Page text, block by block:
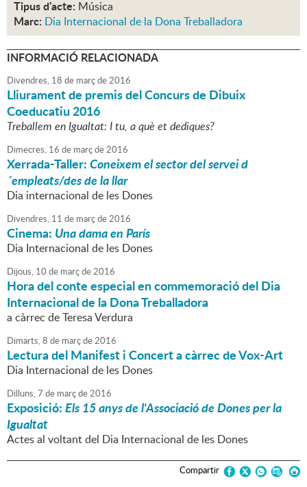
Tipus d'acte: Música
Marc: Dia Internacional de la Dona Treballadora
INFORMACIÓ RELACIONADA
Divendres, 18 de marçde2016
Lliurament de premis del Concurs de Dibuix
Coeducatiu 2016
Treballem en Igualtat: I tu, a què et dediques?
Dimecres, 16 de marçde2016
Xerrada-Taller:Coneixem el sector del servei d
´empleats/des de la llar
Dia internacional de les Dones
Divendres, 11 de marçde2016
Cinema: Una dama en París
Dia Internacional de les Dones
Dijous, 10 de marçde2016
Hora del conte especial en commemoració del Dia
Internacional de la Dona Treballadora
a càrrec de Teresa Verdura
Dimarts,8 de marçde2016
Lectura del Manifest i Concert a càrrec de Vox-Art
Dia Internacional de les Dones
Dilluns,7 de marçde2016
Exposició:Els 15 anys de l'Associació de Dones per la
Igualtat
Actes al voltant del Dia Internacional de les Dones
Compartir